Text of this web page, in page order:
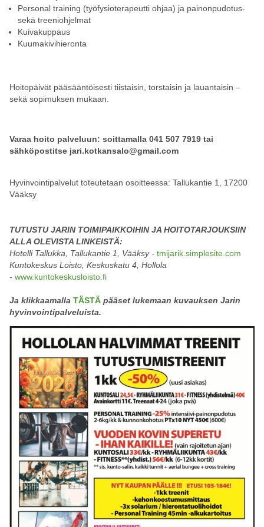
Personal training (työfysioterapeutti ohjaa) ja painonpudotus-
sekä treeniohjelmat
Kuivakuppaus
Kuumakivihieronta
Hoitopäivät pääsääntöisesti tiistaisin, torstaisin ja lauantaisin –
sekä sopimuksen mukaan.
Varaa hoito palveluun: soittamalla 041 507 7919 tai
sähköpostitse jari.kotkansalo@gmail.com
Hyvinvointipalvelut toteutetaan osoitteessa: Tallukantie 1, 17200
Vääksy
TUTUSTU JARIN TOIMIPAIKKOIHIN JA HOITOTARJOUKSIIN
ALLA OLEVISTA LINKEISTÄ:
Hotelli Tallukka, Tallukantie 1, Vääksy - tmijarik.simplesite.com
Kuntokeskus Loisto, Keskuskatu 4, Hollola
- www.kuntokeskusloisto.fi
Ja klikkaamalla TÄSTÄpääset lukemaan kuvauksen Jarin
hyvinvointipalveluista.